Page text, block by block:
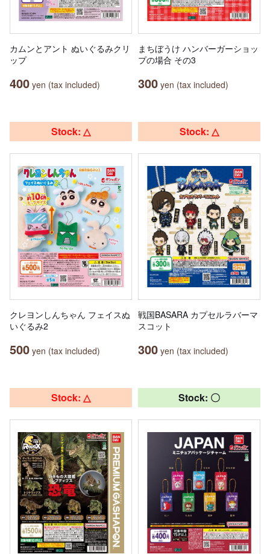
カムンとアント ぬいぐるみクリ
ップ
400 yen (tax included)
まちぼうけ ハンバーガーショッ
プの場合 その3
300 yen (tax included)
Stock: △
クレヨンしんちゃん フェイスぬ
いぐるみ2
500 yen (tax included)
Stock: △
戦国BASARA カプセルラバーマ
スコット
300 yen (tax included)
Stock: △ Stock: 〇